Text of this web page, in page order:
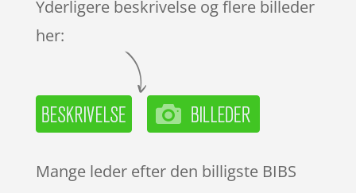
er
Yderligere beskrivelse og flere billeder
her:
Mange leder efter den billigste BIBS